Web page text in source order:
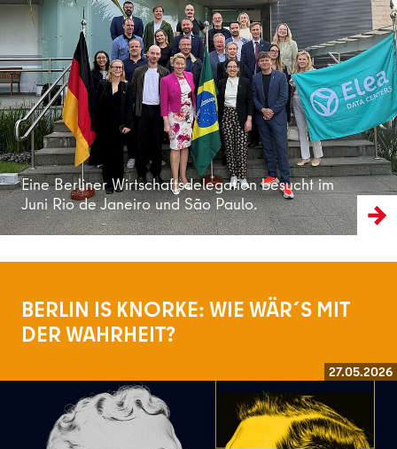
Eine Berliner Wirtschaftsdelegation besucht im
Juni Rio de Janeiro und São Paulo.
Weiterlesen
BERLIN IS KNORKE: WIE WÄR´S MIT
DER WAHRHEIT?
27.05.2026